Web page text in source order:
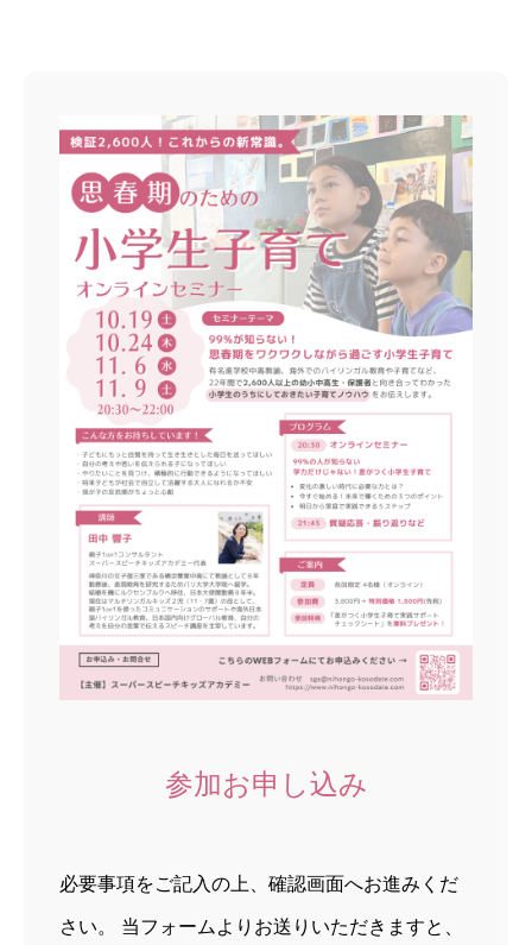
参加お申し込み
必要事項をご記入の上、確認画面へお進みくだ
さい。 当フォームよりお送りいただきますと、